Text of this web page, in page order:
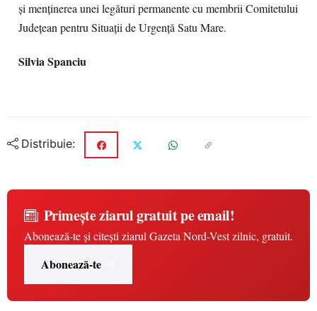
şi menţinerea unei legături permanente cu membrii Comitetului
Judeţean pentru Situaţii de Urgenţă Satu Mare.
Silvia Spanciu
Distribuie:
Primește ziarul gratuit pe email!
Abonează-te și citești ziarul Gazeta Nord-Vest zilnic, gratuit.
Abonează-te